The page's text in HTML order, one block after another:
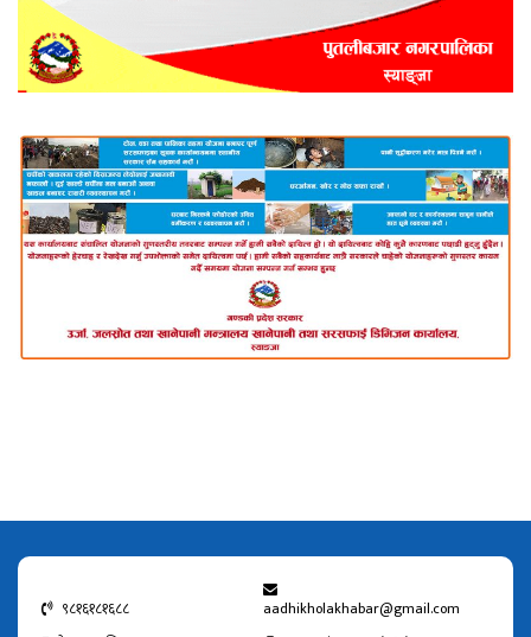
९८१६१८१६८८
aadhikholakhabar@gmail.com